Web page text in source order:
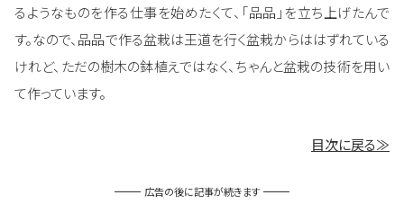
るようなものを作る仕事を始めたくて、「品品」を立ち上げたんで
す。なので、品品で作る盆栽は王道を行く盆栽からははずれている
けれど、ただの樹木の鉢植えではなく、ちゃんと盆栽の技術を用い
て作っています。
目次に戻る≫
広告の後に記事が続きます